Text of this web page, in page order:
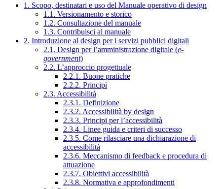
1. Scopo, destinatari e uso del Manuale operativo di design
1.1. Versionamento e storico
1.2. Consultazione del manuale
1.3. Contribuisci al manuale
2. Introduzione al design per i servizi pubblici digitali
2.1. Design per l’amministrazione digitale (e-
government)
2.2. L’approccio progettuale
2.2.1. Buone pratiche
2.2.2. Principi
2.3. Accessibilità
2.3.1. Definizione
2.3.2. Accessibilità by design
2.3.3. Principi per l’accessibilità
2.3.4. Linee guida e criteri di successo
2.3.5. Come rilasciare una dichiarazione di
accessibilità
2.3.6. Meccanismo di feedback e procedura di
attuazione
2.3.7. Obiettivi accessibilità
2.3.8. Normativa e approfondimenti